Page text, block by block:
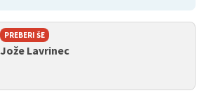
PREBERI ŠE
Jože Lavrinec